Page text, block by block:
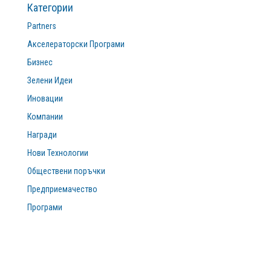
Категории
Partners
Акселераторски Програми
Бизнес
Зелени Идеи
Иновации
Компании
Награди
Нови Технологии
Обществени поръчки
Предприемачество
Програми